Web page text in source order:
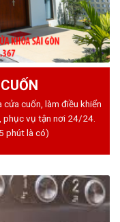
cửa cuốn, làm điều khiển
phục vụ tận nơi 24/24.
phút là có)